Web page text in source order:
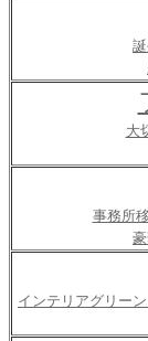
大
事務所
インテリアグリー